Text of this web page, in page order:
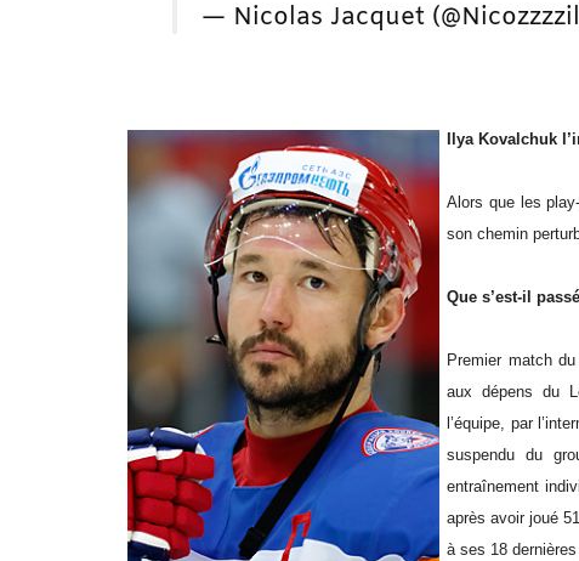
— Nicolas Jacquet
Ilya Kovalchuk
Alors que les
son chemin
Que s’est-il
Premier match
aux dépens du
l’équipe, par
suspendu du
entraînement
après avoir joué
à ses 18